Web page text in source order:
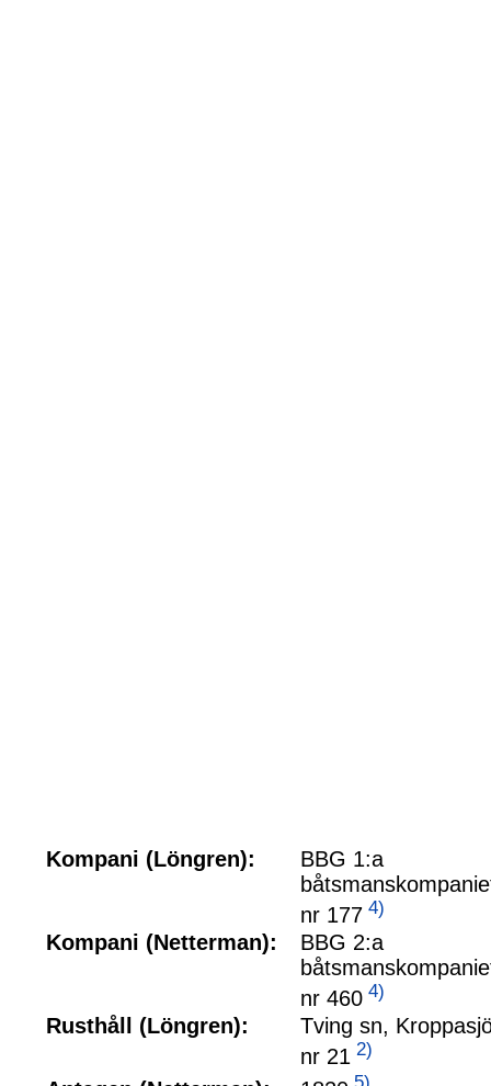
Kompani (Löngren):
BBG 1:a
nr 177 4)
Kompani (Netterman):
BBG 2:a
nr 460 4)
Rusthåll (Löngren):
Tving sn,
nr 21 2)